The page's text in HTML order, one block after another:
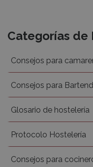
Recursos
Categorías de
Consejos para
Consejos para
Glosario de hostelería
Protocolo Hostelería
Consejos para